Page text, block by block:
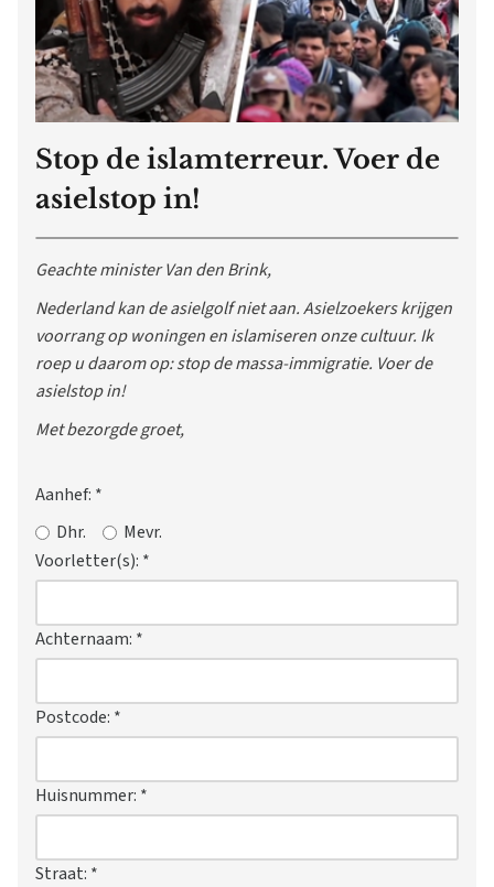
Stop de islamterreur. Voer de
asielstop in!
Geachte minister Van den Brink,
Nederland kan de asielgolf niet aan. Asielzoekers krijgen
voorrang op woningen en islamiseren onze cultuur. Ik
roep u daarom op: stop de massa-immigratie. Voer de
asielstop in!
Met bezorgde groet,
Aanhef: *
Dhr.
Mevr.
Voorletter(s): *
Achternaam: *
Postcode: *
Huisnummer: *
Straat: *